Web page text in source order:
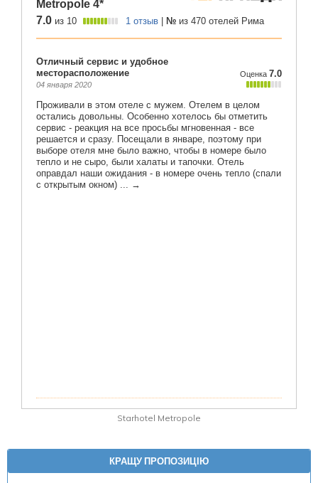
Starhotel Metropole
КРАЩУ ПРОПОЗИЦІЮ